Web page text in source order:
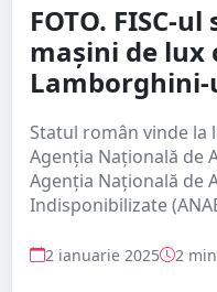
FOTO. FISC-
mașini de lux
Statul român vinde la
Agenția Națională de
Agenția Națională de
Indisponibilizate
2 ianuarie 2025 2